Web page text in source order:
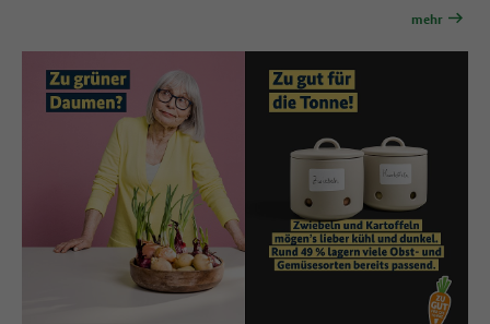
mehr